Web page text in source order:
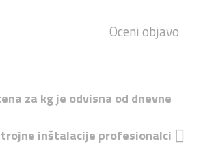
Oceni objavo
za kg je odvisna od dnevne
inštalacije profesionalci